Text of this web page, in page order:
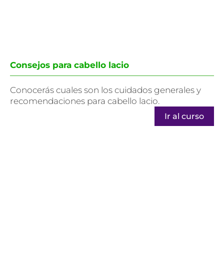
Consejos para cabello lacio
Conocerás cuales son los cuidados generales y
recomendaciones para cabello lacio.
Ir al curso